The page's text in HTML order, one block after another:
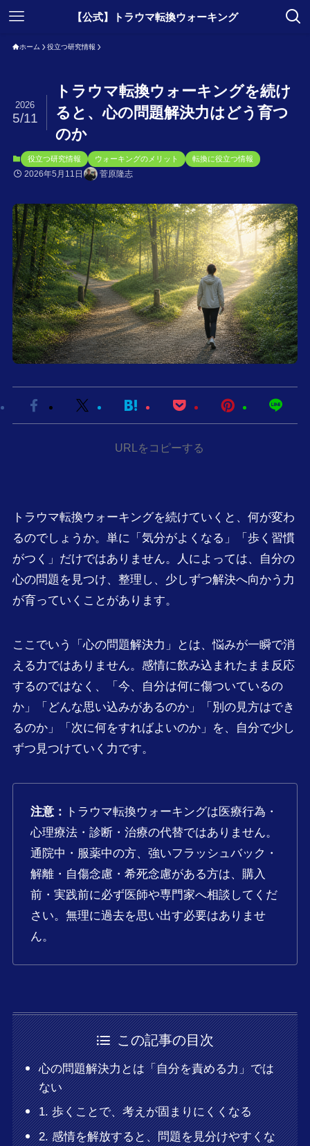
【公式】トラウマ転換ウォーキング
ホーム 役立つ研究情報
トラウマ転換ウォーキングを続け
ると、心の問題解決力はどう育つ
のか
2026
5/11
役立つ研究情報 ウォーキングのメリット 転換に役立つ情報
2026年5月11日 菅原隆志
URLをコピーする
トラウマ転換ウォーキングを続けていくと、何が変わ
るのでしょうか。単に「気分がよくなる」「歩く習慣
がつく」だけではありません。人によっては、自分の
心の問題を見つけ、整理し、少しずつ解決へ向かう力
が育っていくことがあります。
ここでいう「心の問題解決力」とは、悩みが一瞬で消
える力ではありません。感情に飲み込まれたまま反応
するのではなく、「今、自分は何に傷ついているの
か」「どんな思い込みがあるのか」「別の見方はでき
るのか」「次に何をすればよいのか」を、自分で少し
ずつ見つけていく力です。
注意：
トラウマ転換ウォーキングは医療行為・
心理療法・診断・治療の代替ではありません。
通院中・服薬中の方、強いフラッシュバック・
解離・自傷念慮・希死念慮がある方は、購入
前・実践前に必ず医師や専門家へ相談してくだ
さい。無理に過去を思い出す必要はありませ
ん。
この記事の目次
心の問題解決力とは「自分を責める力」では
ない
1. 歩くことで、考えが固まりにくくなる
2. 感情を解放すると、問題を見分けやすくな